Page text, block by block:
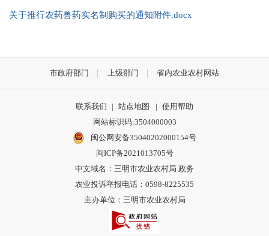
关于推行农药兽药实名制购买的通知附件.docx
市政府部门 上级部门 省内农业农村网站
联系我们 | 站点地图 | 使用帮助
网站标识码:3504000003
闽公网安备35040202000154号
闽ICP备2021013705号
中文域名：三明市农业农村局.政务
农业投诉举报电话：0598-8225535
主办单位：三明市农业农村局